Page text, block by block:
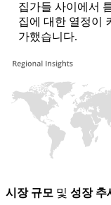
집가들 사이에서
집에 대한 열정이
가했습니다.
시장 규모 및 성장 추